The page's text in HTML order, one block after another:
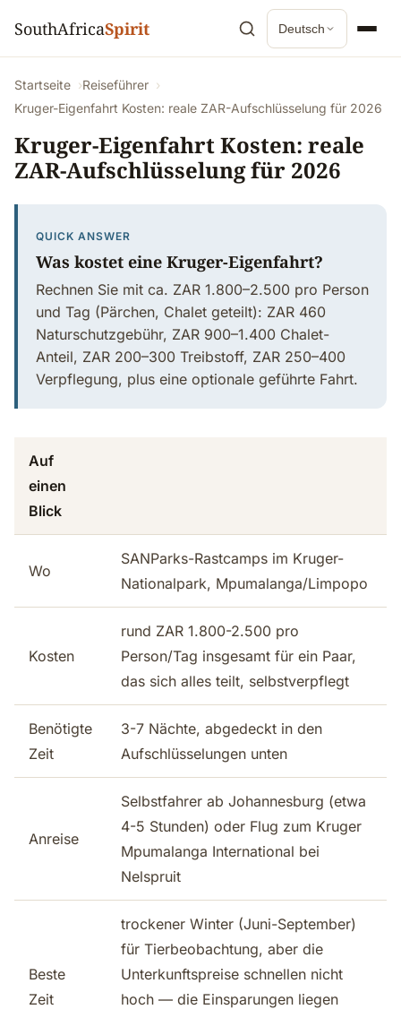
SouthAfricaSpirit Deutsch
Startseite
Reiseführer
Kruger-Eigenfahrt Kosten: reale ZAR-Aufschlüsselung für 2026
Kruger-Eigenfahrt Kosten: reale
ZAR-Aufschlüsselung für 2026
QUICK ANSWER
Was kostet eine Kruger-Eigenfahrt?
Rechnen Sie mit ca. ZAR 1.800–2.500 pro Person
und Tag (Pärchen, Chalet geteilt): ZAR 460
Naturschutzgebühr, ZAR 900–1.400 Chalet-
Anteil, ZAR 200–300 Treibstoff, ZAR 250–400
Verpflegung, plus eine optionale geführte Fahrt.
Auf
einen
Blick
Wo
SANParks-Rastcamps im Kruger-
Nationalpark, Mpumalanga/Limpopo
Kosten
rund ZAR 1.800-2.500 pro
Person/Tag insgesamt für ein Paar,
das sich alles teilt, selbstverpflegt
Benötigte
Zeit
3-7 Nächte, abgedeckt in den
Aufschlüsselungen unten
Anreise
Selbstfahrer ab Johannesburg (etwa
4-5 Stunden) oder Flug zum Kruger
Mpumalanga International bei
Nelspruit
Beste
Zeit
trockener Winter (Juni-September)
für Tierbeobachtung, aber die
Unterkunftspreise schnellen nicht
hoch — die Einsparungen liegen